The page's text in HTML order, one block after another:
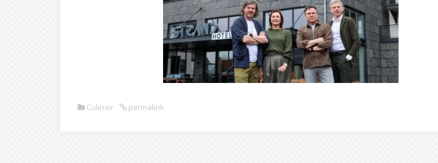
Culinair permalink